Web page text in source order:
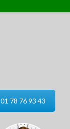
01 78 76 93 43